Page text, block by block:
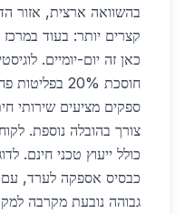
בהשוואה ארצית, אזור
כאן זה יום-יומיים.
ספקים מציעים שירותי
צורך בהובלה נוספת.
כולל ייעוץ טכני חינם.
כבסיס אספקה לערד, עם
גבוהה נובעת מקרבה